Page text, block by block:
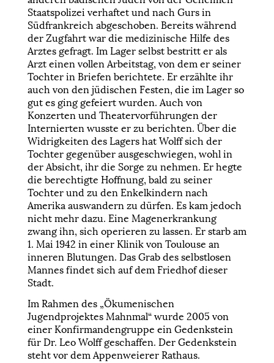
Staatspolizei verhaftet und nach Gurs in
Südfrankreich abgeschoben. Bereits während
der Zugfahrt war die medizinische Hilfe des
Arztes gefragt. Im Lager selbst bestritt er als
Arzt einen vollen Arbeitstag, von dem er seiner
Tochter in Briefen berichtete. Er erzählte ihr
auch von den jüdischen Festen, die im Lager so
gut es ging gefeiert wurden. Auch von
Konzerten und Theatervorführungen der
Internierten wusste er zu berichten. Über die
Widrigkeiten des Lagers hat Wolff sich der
Tochter gegenüber ausgeschwiegen, wohl in
der Absicht, ihr die Sorge zu nehmen. Er hegte
die berechtigte Hoffnung, bald zu seiner
Tochter und zu den Enkelkindern nach
Amerika auswandern zu dürfen. Es kam jedoch
nicht mehr dazu. Eine Magenerkrankung
zwang ihn, sich operieren zu lassen. Er starb am
1. Mai 1942 in einer Klinik von Toulouse an
inneren Blutungen. Das Grab des selbstlosen
Mannes findet sich auf dem Friedhof dieser
Stadt.
Im Rahmen des „Ökumenischen
Jugendprojektes Mahnmal“ wurde 2005 von
einer Konfirmandengruppe ein Gedenkstein
für Dr. Leo Wolff geschaffen. Der Gedenkstein
steht vor dem Appenweierer Rathaus.